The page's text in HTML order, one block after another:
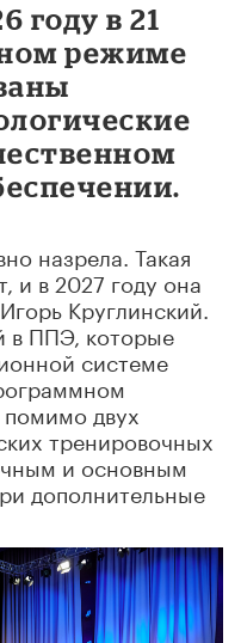
году в 21
режиме
назрела. Такая
и в 2027 году она
Круглинский.
в ППЭ, которые
системе
помимо двух
тренировочных
и основным
дополнительные